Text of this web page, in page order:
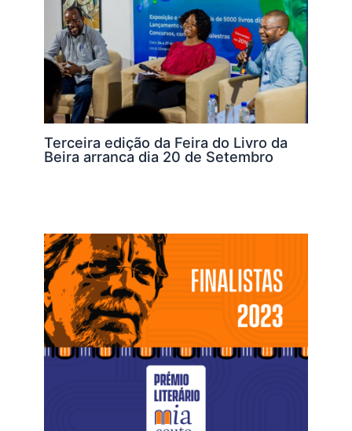
Terceira edição da Feira do Livro da
Beira arranca dia 20 de Setembro